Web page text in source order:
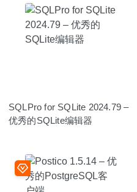
SQLPro for SQLite 2024.79 –
优秀的SQLite编辑器